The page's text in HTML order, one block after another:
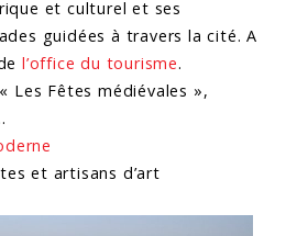
et culturel et ses
guidées à travers la cité. A
l’office du tourisme.
Les Fêtes médiévales »,
et artisans d’art